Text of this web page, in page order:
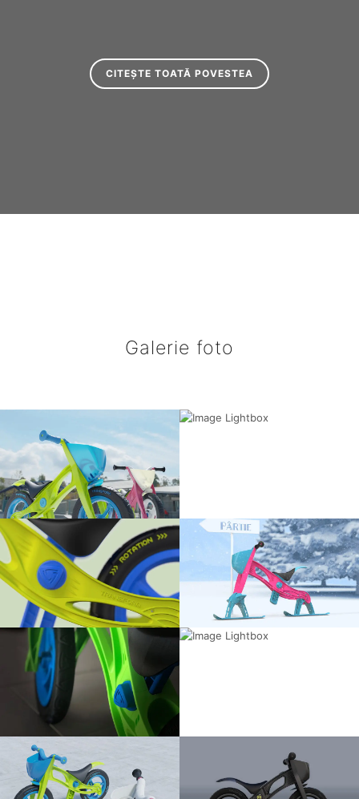
CITEȘTE TOATĂ POVESTEA
Galerie foto